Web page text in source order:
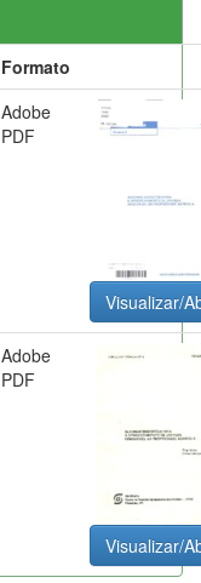
Formato
Adobe
PDF
Visualizar/
Adobe
PDF
Visualizar/